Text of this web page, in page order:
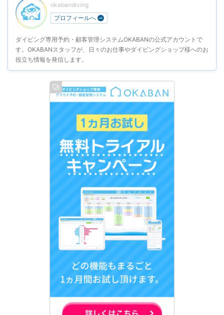
okabandiving
プロフィールへ
ダイビング専用予約・顧客管理システムOKABANの公式アカウントで
す。OKABANスタッフが、日々のお仕事やダイビングショップ様へのお
役立ち情報を発信します。